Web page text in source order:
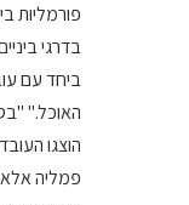
פורמליות
בדרגי
ביחד עם
האוכל."
הוצגו
פמליה